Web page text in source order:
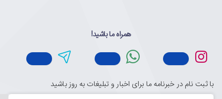
همراه ما باشید!
با ثبت نام در خبرنامه ما برای اخبار و تبلیغات به روز باشید